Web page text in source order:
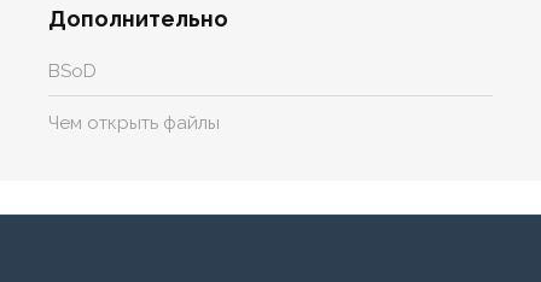
Дополнительно
BSoD
Чем открыть файлы